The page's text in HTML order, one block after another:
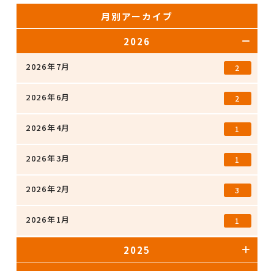
月別アーカイブ
2026
2026年7月 2
2026年6月 2
2026年4月 1
2026年3月 1
2026年2月 3
2026年1月 1
2025